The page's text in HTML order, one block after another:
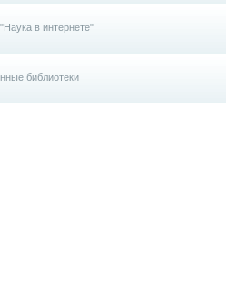
"Наука в интернете"
библиотеки